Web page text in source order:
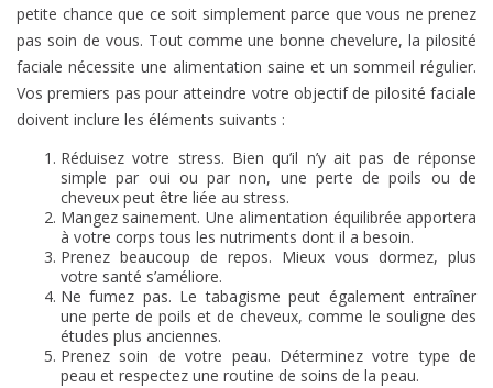
petite chance que ce soit simplement parce que vous ne prenez
pas soin de vous. Tout comme une bonne chevelure, la pilosité
faciale nécessite une alimentation saine et un sommeil régulier.
Vos premiers pas pour atteindre votre objectif de pilosité faciale
doivent inclure les éléments suivants :
Réduisez votre stress. Bien qu’il n’y ait pas de réponse
simple par oui ou par non, une perte de poils ou de
cheveux peut être liée au stress.
Mangez sainement. Une alimentation équilibrée apportera
à votre corps tous les nutriments dont il a besoin.
Prenez beaucoup de repos. Mieux vous dormez, plus
votre santé s’améliore.
Ne fumez pas. Le tabagisme peut également entraîner
une perte de poils et de cheveux, comme le souligne des
études plus anciennes.
Prenez soin de votre peau. Déterminez votre type de
peau et respectez une routine de soins de la peau.